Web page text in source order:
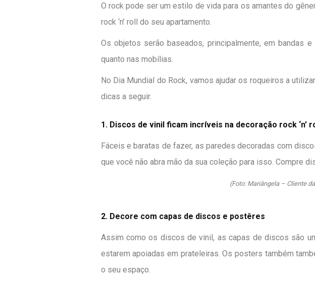
O rock pode ser um estilo de vida para os amantes do
rock ‘n’ roll do seu apartamento.
Os objetos serão baseados, principalmente, em bandas
quanto nas mobílias.
No Dia Mundial do Rock, vamos ajudar os roqueiros a
dicas a seguir.
1. Discos de vinil ficam incríveis na decoração rock ‘n’
Fáceis e baratas de fazer, as paredes decoradas com
que você não abra mão da sua coleção para isso. Compre
(Foto: Mariângela – Cliente
2. Decore com capas de discos e postêres
Assim como os discos de vinil, as capas de discos são
estarem apoiadas em prateleiras. Os posters também
o seu espaço.